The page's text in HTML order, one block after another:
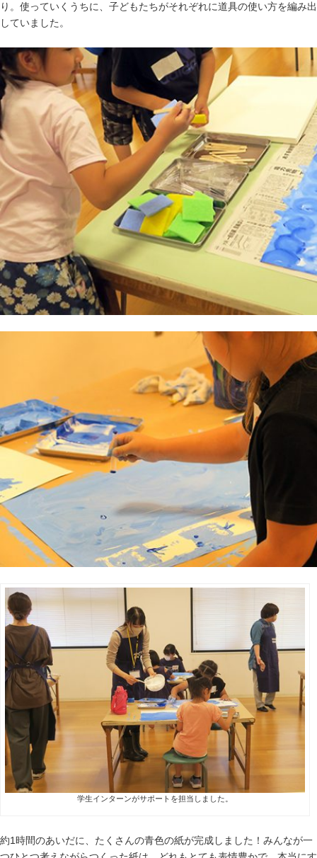
り。使っていくうちに、子どもたちがそれぞれに道具の使い方を編み出
していました。
学生インターンがサポートを担当しました。
約1時間のあいだに、たくさんの青色の紙が完成しました！みんなが一